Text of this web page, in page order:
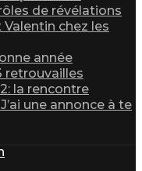
de révélations
chez les
année
retrouvailles
la rencontre
une annonce à te